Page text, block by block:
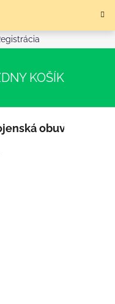
údajov
KOŠÍK
obuv